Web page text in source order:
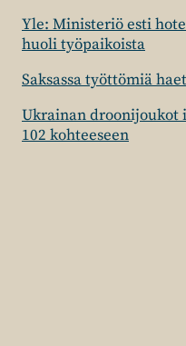
Yle: Ministeriö esti
huoli työpaikoista
Saksassa työttömiä
Ukrainan droonijoukot
102 kohteeseen